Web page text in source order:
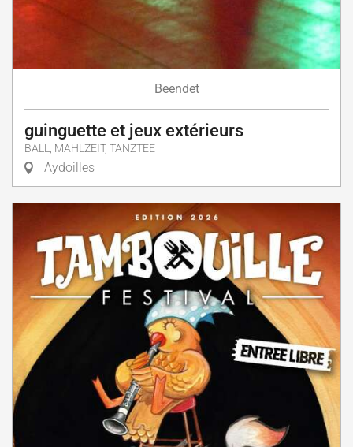
Beendet
guinguette et jeux extérieurs
BALL, MAHLZEIT, TANZTEE
Aydoilles